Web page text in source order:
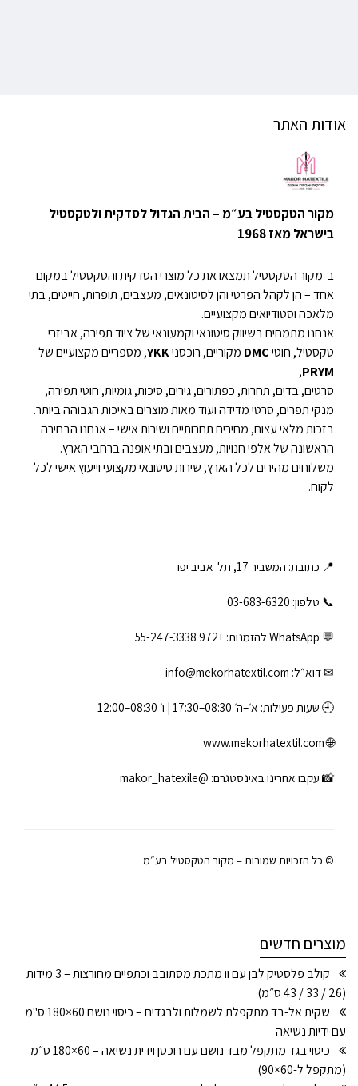
אודות האתר
מקור הטקסטיל בע״מ – הבית הגדול לסדקית ולטקסטיל
בישראל מאז 1968
ב־מקור הטקסטיל תמצאו את כל מוצרי הסדקית והטקסטיל במקום
אחד – הן לקהל הפרטי והן לסיטונאים, מעצבים, תופרות, חייטים, בתי
מלאכה וסטודיואים מקצועיים.
אנחנו מתמחים בשיווק סיטונאי וקמעונאי של ציוד תפירה, אביזרי
טקסטיל, חוטיDMC מקוריים, רוכסניYKK, מספריים מקצועיים של
PRYM
,
סרטים, בדים, תחרות, כפתורים, גירים, סיכות, גומיות, חוטי תפירה,
מנקי תפרים, סרטי מדידה ועוד מאות מוצרים באיכות הגבוהה ביותר.
בזכות מלאי עצום, מחירים תחרותיים ושירות אישי – אנחנו הבחירה
הראשונה של אלפי חנויות, מעצבים ובתי אופנה ברחבי הארץ.
משלוחים מהירים לכל הארץ, שירות סיטונאי מקצועי וייעוץ אישי לכל
לקוח.
📍 כתובת: המשביר 17, תל־אביב יפו
📞 טלפון: ‎03-683-6320
💬 WhatsApp להזמנות: +972 55-247-3338
✉ דוא״ל: info@mekorhatextil.com
🕘 שעות פעילות: א׳–ה׳ 08:30–17:30 | ו׳ 08:30–12:00
🌐
www.mekorhatextil.com
📸 עקבו אחרינו באינסטגרם: @makor_hatexile
© כל הזכויות שמורות – מקור הטקסטיל בע״מ
מוצרים חדשים
קולב פלסטיק לבן עם וו מתכת מסתובב וכתפיים מחורצות – 3 מידות
(26 / 33 / 43 ס״מ)
שקית אל-בד מתקפלת לשמלות ולבגדים – כיסוי נושם 60×180 ס"מ
עם ידיות נשיאה
כיסוי בגד מתקפל מבד נושם עם רוכסן וידית נשיאה – 60×180 ס״מ
(מתקפל ל-60×90)